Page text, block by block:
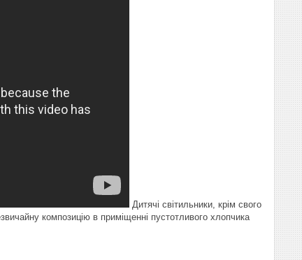
Дитячі світильники, крім свого
композицію в приміщенні пустотливого хлопчика